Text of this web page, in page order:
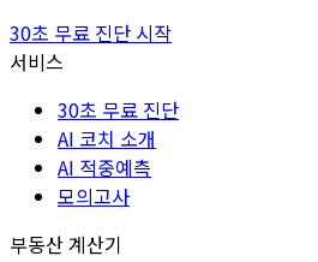
30초 무료 진단 시작
서비스
30초 무료 진단
AI 코치 소개
AI 적중예측
모의고사
부동산 계산기